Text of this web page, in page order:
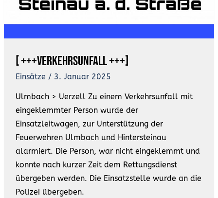
[ +++Verkehrsunfall +++]
Einsätze / 3. Januar 2025
Ulmbach > Uerzell Zu einem Verkehrsunfall mit
eingeklemmter Person wurde der
Einsatzleitwagen, zur Unterstützung der
Feuerwehren Ulmbach und Hintersteinau
alarmiert. Die Person, war nicht eingeklemmt und
konnte nach kurzer Zeit dem Rettungsdienst
übergeben werden. Die Einsatzstelle wurde an die
Polizei übergeben.